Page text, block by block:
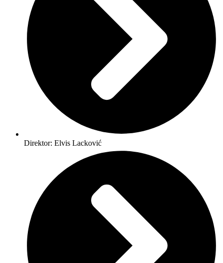
Direktor: Elvis Lacković